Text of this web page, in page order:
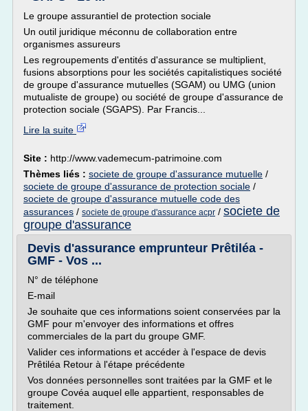
Le groupe assurantiel de protection sociale
Un outil juridique méconnu de collaboration entre
organismes assureurs
Les regroupements d'entités d'assurance se multiplient,
fusions absorptions pour les sociétés capitalistiques société
de groupe d'assurance mutuelles (SGAM) ou UMG (union
mutualiste de groupe) ou société de groupe d'assurance de
protection sociale (SGAPS). Par Francis...
Lire la suite
Site : http://www.vademecum-patrimoine.com
Thèmes liés : societe de groupe d'assurance mutuelle /
societe de groupe d'assurance de protection sociale /
societe de groupe d'assurance mutuelle code des
assurances / societe de groupe d'assurance acpr / societe de
groupe d'assurance
Devis d'assurance emprunteur Prêtiléa -
GMF - Vos ...
N° de téléphone
E-mail
Je souhaite que ces informations soient conservées par la
GMF pour m'envoyer des informations et offres
commerciales de la part du groupe GMF.
Valider ces informations et accéder à l'espace de devis
Prêtiléa Retour à l'étape précédente
Vos données personnelles sont traitées par la GMF et le
groupe Covéa auquel elle appartient, responsables de
traitement.